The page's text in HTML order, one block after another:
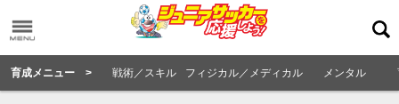
育成メニュー > 戦術／スキル フィジカル／メディカル メンタル